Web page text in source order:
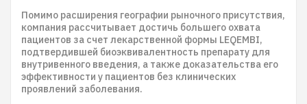
Помимо расширения географии рыночного присутствия,
компания рассчитывает достичь большего охвата
пациентов за счет лекарственной формы LEQEMBI,
подтвердившей биоэквивалентность препарату для
внутривенного введения, а также доказательства его
эффективности у пациентов без клинических
проявлений заболевания.